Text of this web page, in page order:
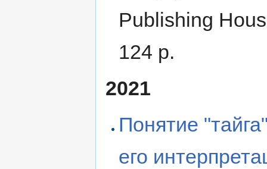
Publishing
124 p.
2021
Понятие
его